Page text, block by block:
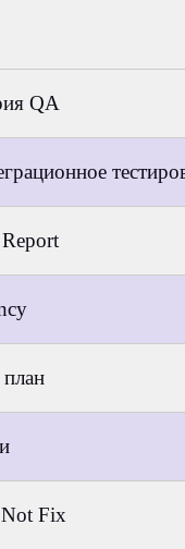
QA
план
Fix